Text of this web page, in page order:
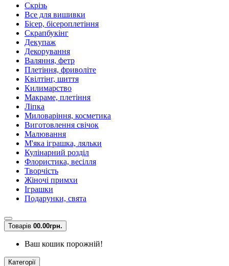
Скрізь
Все для вишивки
Бісер, бісероплетіння
Скрапбукінг
Декупаж
Декорування
Валяння, фетр
Плетіння, фриволіте
Квілтінг, шиття
Килимарство
Макраме, плетіння
Ліпка
Миловаріння, косметика
Виготовлення свічок
Малювання
М'яка іграшка, ляльки
Кулінарний розділ
Флористика, весілля
Творчість
Жіночі примхи
Іграшки
Подарунки, свята
Товарів 00.00грн.
Ваш кошик порожній!
Категорії